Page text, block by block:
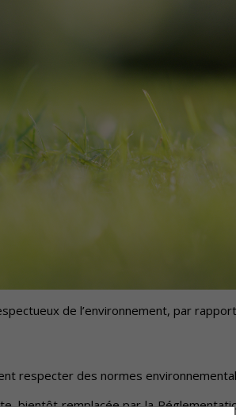
de l’environnement, par
respecter des normes
bientôt remplacée par la